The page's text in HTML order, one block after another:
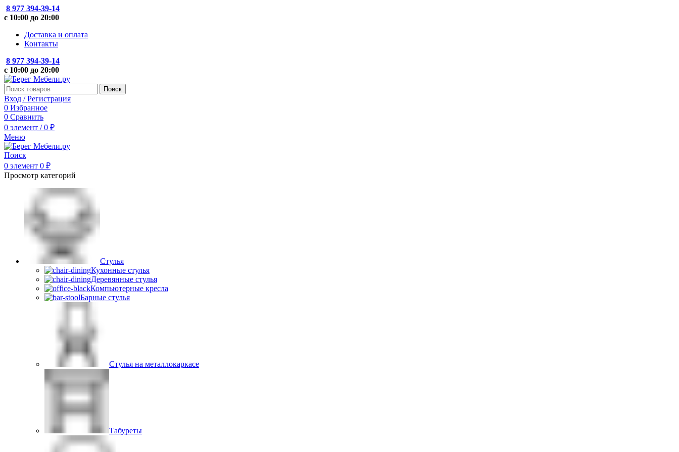
8 977 394-39-14
с 10:00 до 20:00
Доставка и оплата
Контакты
8 977 394-39-14
с 10:00 до 20:00
Поиск
Вход / Регистрация
0 Избранное
0 Сравнить
0 элемент / 0 ₽
Меню
Поиск
0 элемент 0 ₽
Просмотр категорий
Стулья
Кухонные стулья
Деревянные стулья
Компьютерные кресла
Барные стулья
Стулья на металлокаркасе
Табуреты